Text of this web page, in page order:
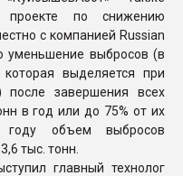
проекте по снижению
с компанией Russian
уменьшение выбросов (в
выделяется при
после завершения всех
в год или до 75% от их
объем выбросов
тыс. тонн.
главный технолог